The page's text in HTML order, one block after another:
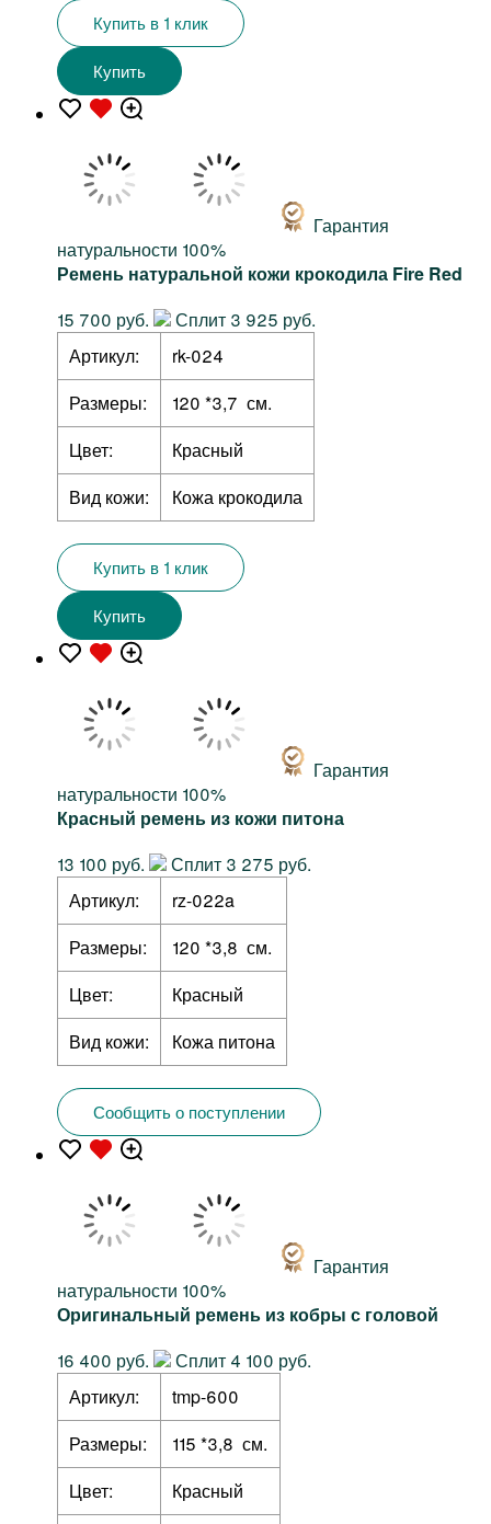
Купить в 1 клик
Купить
Гарантия
натуральности 100%
Ремень натуральной кожи крокодила Fire Red
15 700 руб.
Сплит 3 925 руб.
Артикул:
rk-024
Размеры:
120 *3,7 см.
Цвет:
Красный
Вид кожи:
Кожа крокодила
Купить в 1 клик
Купить
Гарантия
натуральности 100%
Красный ремень из кожи питона
13 100 руб.
Сплит 3 275 руб.
Артикул:
rz-022a
Размеры:
120 *3,8 см.
Цвет:
Красный
Вид кожи:
Кожа питона
Сообщить о поступлении
Гарантия
натуральности 100%
Оригинальный ремень из кобры с головой
16 400 руб.
Сплит 4 100 руб.
Артикул:
tmp-600
Размеры:
115 *3,8 см.
Цвет:
Красный